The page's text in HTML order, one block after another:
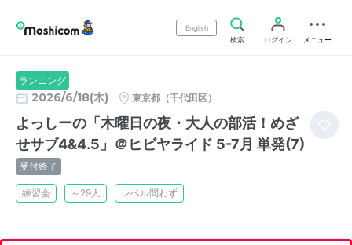
English
検索
ログイン メニュー
ランニング
2026/6/18(木) 東京都（千代田区）
よっしーの「木曜日の夜・大人の部活！めざ
せサブ4&4.5」＠ヒビヤライド 5-7月 単発(7)
受付終了
練習会 ～29人 レベル問わず